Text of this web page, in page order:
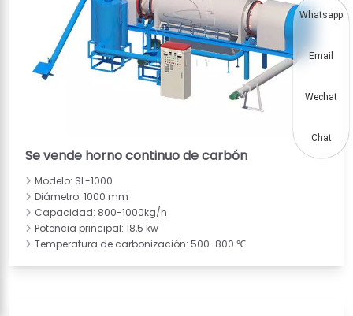
Se vende horno continuo de carbón
Modelo: SL-1000
Diámetro: 1000 mm
Capacidad: 800-1000kg/h
Potencia principal: 18,5 kw
Temperatura de carbonización: 500-800 ℃
Whatsapp
Email
Wechat
Chat